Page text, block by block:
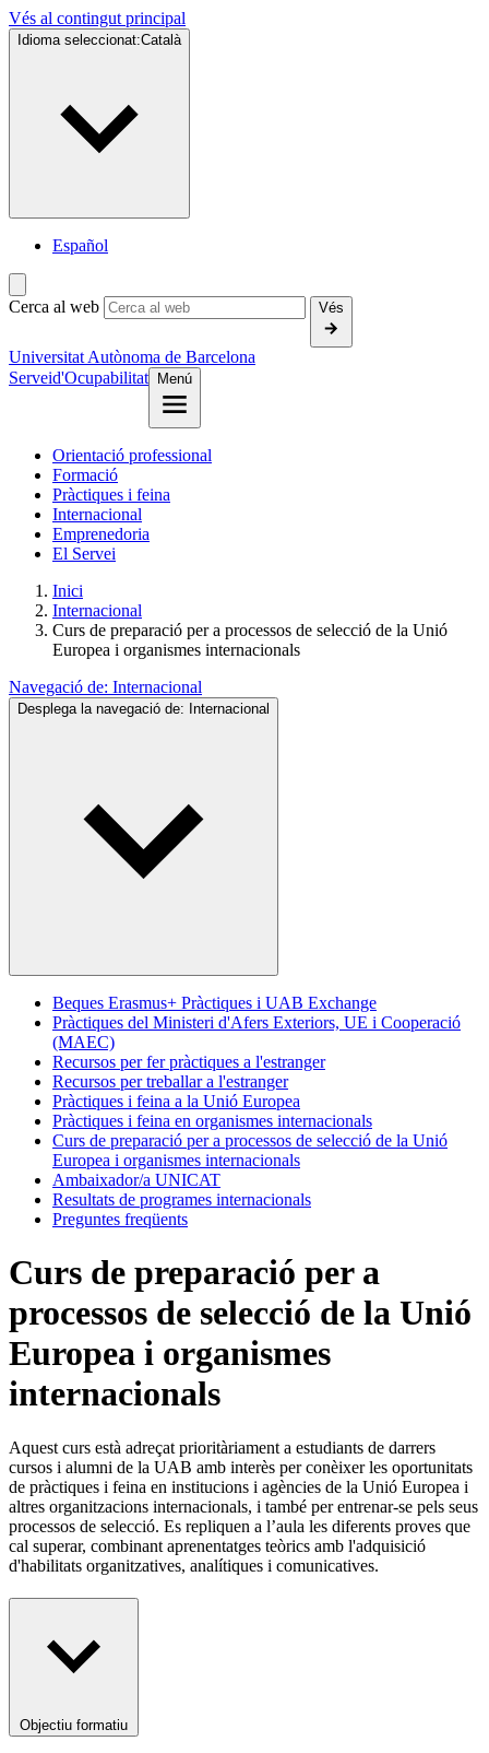
Vés al contingut principal
Idioma seleccionat:Català
Español
Cerca al web Vés
Universitat Autònoma de Barcelona
Serveid'Ocupabilitat Menú
Orientació professional
Formació
Pràctiques i feina
Internacional
Emprenedoria
El Servei
Inici
Internacional
Curs de preparació per a processos de selecció de la Unió
Europea i organismes internacionals
Navegació de: Internacional
Desplega la navegació de: Internacional
Beques Erasmus+ Pràctiques i UAB Exchange
Pràctiques del Ministeri d'Afers Exteriors, UE i Cooperació
(MAEC)
Recursos per fer pràctiques a l'estranger
Recursos per treballar a l'estranger
Pràctiques i feina a la Unió Europea
Pràctiques i feina en organismes internacionals
Curs de preparació per a processos de selecció de la Unió
Europea i organismes internacionals
Ambaixador/a UNICAT
Resultats de programes internacionals
Preguntes freqüents
Curs de preparació per a
processos de selecció de la Unió
Europea i organismes
internacionals
Aquest curs està adreçat prioritàriament a estudiants de darrers
cursos i alumni de la UAB amb interès per conèixer les oportunitats
de pràctiques i feina en institucions i agències de la Unió Europea i
altres organitzacions internacionals, i també per entrenar-se pels seus
processos de selecció. Es repliquen a l’aula les diferents proves que
cal superar, combinant aprenentatges teòrics amb l'adquisició
d'habilitats organitzatives, analítiques i comunicatives.
Objectiu formatiu